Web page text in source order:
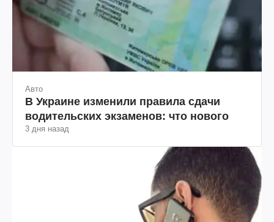
Авто
В Украине изменили правила сдачи
водительских экзаменов: что нового
3 дня назад